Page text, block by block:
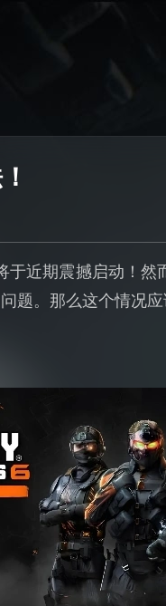
近期震撼启动！然
题。那么这个情况